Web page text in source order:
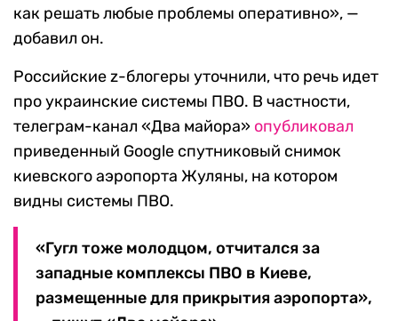
как решать любые проблемы оперативно», —
добавил он.
Российские z-блогеры уточнили, что речь идет
про украинские системы ПВО. В частности,
телеграм-канал «Два майора» опубликовал
приведенный Google спутниковый снимок
киевского аэропорта Жуляны, на котором
видны системы ПВО.
«Гугл тоже молодцом, отчитался за
западные комплексы ПВО в Киеве,
размещенные для прикрытия аэропорта»,